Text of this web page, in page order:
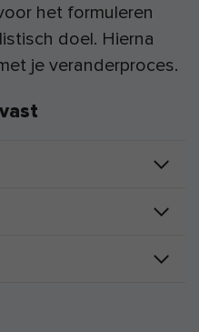
het formuleren
doel. Hierna
je veranderproces.